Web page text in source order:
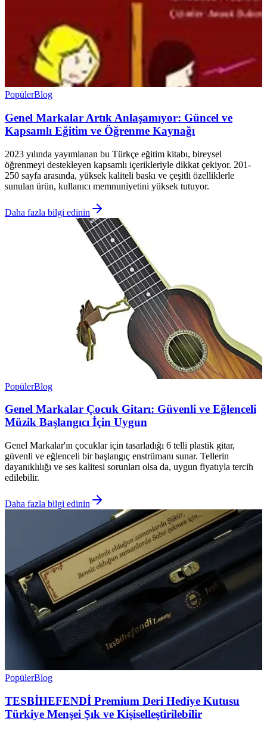
PopülerBlog
Genel Markalar Artık Anlaşamıyor: Güncel ve
Kapsamlı Eğitim ve Öğrenme Kaynağı
2023 yılında yayımlanan bu Türkçe eğitim kitabı, bireysel
öğrenmeyi destekleyen kapsamlı içerikleriyle dikkat çekiyor. 201-
250 sayfa arasında, yüksek kaliteli baskı ve çeşitli özelliklerle
sunulan ürün, kullanıcı memnuniyetini yüksek tutuyor.
Daha fazla bilgi edinin
PopülerBlog
Genel Markalar Çocuk Gitarı: Güvenli ve Eğlenceli
Müzik Başlangıcı İçin Uygun
Genel Markalar'ın çocuklar için tasarladığı 6 telli plastik gitar,
güvenli ve eğlenceli bir başlangıç enstrümanı sunar. Tellerin
dayanıklılığı ve ses kalitesi sorunları olsa da, uygun fiyatıyla tercih
edilebilir.
Daha fazla bilgi edinin
PopülerBlog
TESBİHEFENDİ Premium Deri Hediye Kutusu
Türkiye Menşei Şık ve Kişiselleştirilebilir